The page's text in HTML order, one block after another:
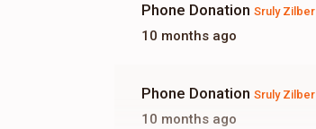
Phone Donation Sruly Zilber
10 months ago
Phone Donation Sruly Zilber
10 months ago